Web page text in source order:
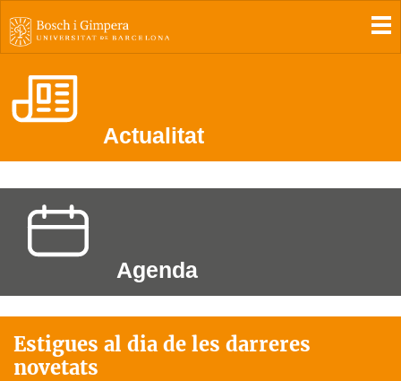
Actualitat
Agenda
Estigues al dia de les darreres
novetats